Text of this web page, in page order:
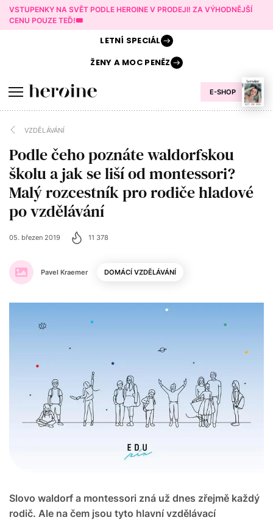
VSTUPENKY NA SVĚT PODLE HEROINE V PRODEJI! ZA VÝHODNĚJŠÍ
CENU POUZE TEĎ!🎟️
E-SHOP
LETNÍ SPECIÁL
ŽENY AMOC PENĚZ
VZDĚLÁVÁNÍ
Podle čeho poznáte waldorfskou
školu a jak se liší od montessori?
Malý rozcestník pro rodiče hladové
po vzdělávání
Pavel Kraemer
05. březen 2019 11 378
DOMÁCÍ VZDĚLÁVÁNÍ
Slovo waldorf a montessori zná už dnes zřejmě každý
rodič. Ale na čem jsou tyto hlavní vzdělávací